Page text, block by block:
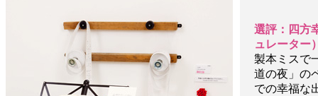
選評：四方
ュレーター
製本ミスで
道の夜」の
での幸福な